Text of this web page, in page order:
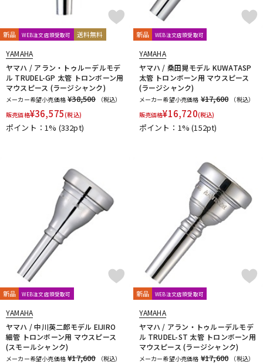
新品 WEB注文店頭受取可 送料無料
YAMAHA
ヤマハ / アラン・トゥルーデルモデ
ル TRUDEL-GP 太管 トロンボーン用
マウスピース (ラージシャンク)
メーカー希望小売価格 ¥38,500
（税込）
販売価格¥36,575(税込)
ポイント：1% (332pt)
新品 WEB注文店頭受取可
YAMAHA
ヤマハ / 桑田晃モデル KUWATASP
太管 トロンボーン用 マウスピース
(ラージシャンク)
メーカー希望小売価格 ¥17,600
（税込）
販売価格¥16,720(税込)
ポイント：1%(152pt)
新品 WEB注文店頭受取可
YAMAHA
ヤマハ / 中川英二郎モデル EIJIRO
細管 トロンボーン用 マウスピース
(スモールシャンク)
メーカー希望小売価格 ¥17,600
（税込）
新品 WEB注文店頭受取可
YAMAHA
ヤマハ / アラン・トゥルーデルモデ
ル TRUDEL-ST 太管 トロンボーン用
マウスピース (ラージシャンク)
メーカー希望小売価格 ¥17,600
（税込）